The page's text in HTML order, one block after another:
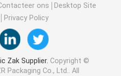
Verpakkende Zakken
ons
Desktop Site
Privacy Policy
Zak Supplier. Copyright ©
Packaging Co., Ltd.. All